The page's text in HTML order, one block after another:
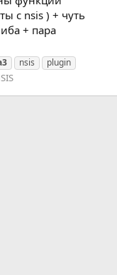
с nsis ) + чуть
+ пара
nsis
plugin